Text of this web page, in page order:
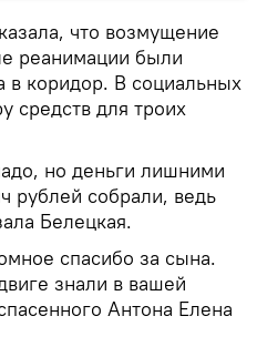
что возмущение
реанимации были
коридор. В социальных
средств для троих
но деньги лишними
рублей собрали, ведь
Белецкая.
спасибо за сына.
знали в вашей
Антона Елена